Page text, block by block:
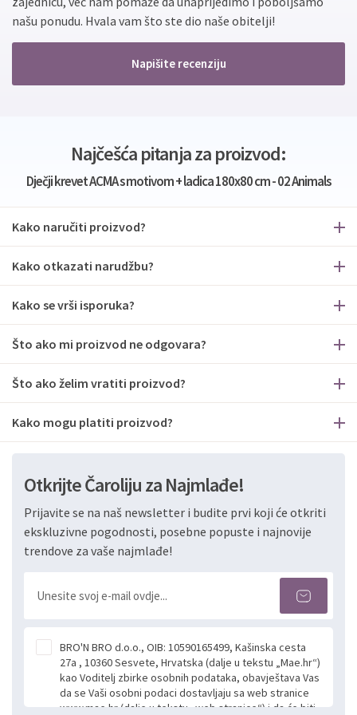
našu ponudu. Hvala vam što ste dio naše obitelji!
Napišite recenziju
Najčešća pitanja za proizvod:
Dječji krevet ACMA s motivom + ladica 180x80 cm - 02 Animals
Kako naručiti proizvod?
Kako otkazati narudžbu?
Kako se vrši isporuka?
Što ako mi proizvod ne odgovara?
Što ako želim vratiti proizvod?
Kako mogu platiti proizvod?
Otkrijte Čaroliju za Najmlađe!
Prijavite se na naš newsletter i budite prvi koji će otkriti
ekskluzivne pogodnosti, posebne popuste i najnovije
trendove za vaše najmlađe!
BRO'N BRO d.o.o., OIB: 10590165499, Kašinska cesta
27a , 10360 Sesvete, Hrvatska (dalje u tekstu „Mae.hr“)
kao Voditelj zbirke osobnih podataka, obavještava Vas
da se Vaši osobni podaci dostavljaju sa web stranice
www.mae.hr (dalje u tekstu „web stranice“) i da će biti